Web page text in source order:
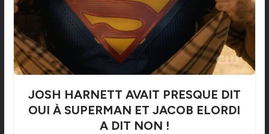
JOSH HARNETT AVAIT PRESQUE DIT
OUI À SUPERMAN ET JACOB ELORDI
A DIT NON !